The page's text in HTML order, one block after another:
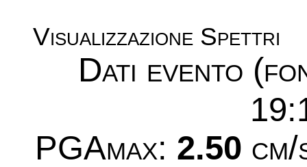
Visualizzazione Spettri
Dati evento
PGAmax: 2.50